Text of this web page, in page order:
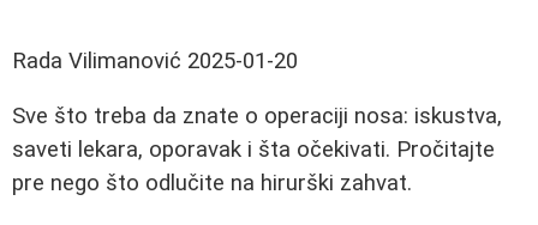
Rada Vilimanović 2025-01-20
Sve što treba da znate o operaciji nosa: iskustva,
saveti lekara, oporavak i šta očekivati. Pročitajte
pre nego što odlučite na hirurški zahvat.